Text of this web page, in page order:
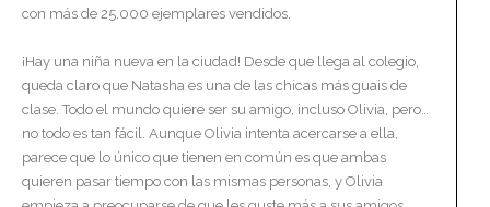
con más de 25.000 ejemplares vendidos.
¡Hay una niña nueva en la ciudad! Desde que llega al colegio,
queda claro que Natasha es una de las chicas más guais de
clase. Todo el mundo quiere ser su amigo, incluso Olivia, pero…
no todo es tan fácil. Aunque Olivia intenta acercarse a ella,
parece que lo único que tienen en común es que ambas
quieren pasar tiempo con las mismas personas, y Olivia